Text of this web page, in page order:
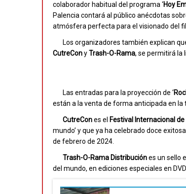
colaborador habitual del programa ‘Hoy
Palencia contará al público anécdotas
atmósfera perfecta para el visionado del
Los organizadores también explican
CutreConyTrash-O-Rama, se permitirá la
Las entradas para la proyección de ‘
están a la venta de forma anticipada en
CutreCones el Festival Internacional
mundo’ y que ya ha celebrado doce
de febrero de 2024.
Trash-O-Rama Distribuciónes un sello
del mundo, en ediciones especiales en